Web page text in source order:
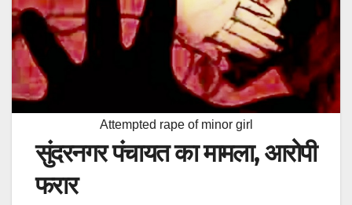
Attempted rape of minor girl
सुंदरनगर पंचायत का मामला, आरोपी
फरार